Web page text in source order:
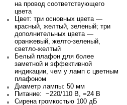
на провод соответствующего
цвета
Цвет: три основных цвета —
красный, желтый, зеленый; три
дополнительных цвета —
оранжевый, желто-зеленый,
светло-желтый
Белый плафон для более
заметной и эффективной
индикации, чем у ламп с цветным
плафоном
Диаметр лампы: 50 мм
Питание: ~220/110 В, =24 B
Сирена громкостью 100 дБ